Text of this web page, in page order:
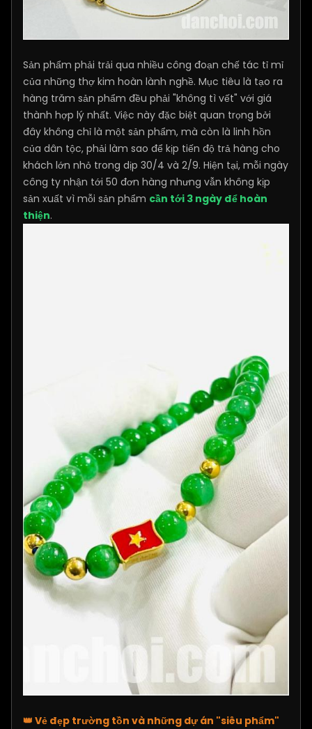
Sản phẩm phải trải qua nhiều công đoạn chế tác tỉ mỉ
của những thợ kim hoàn lành nghề. Mục tiêu là tạo ra
hàng trăm sản phẩm đều phải "không tì vết" với giá
thành hợp lý nhất. Việc này đặc biệt quan trọng bởi
đây không chỉ là một sản phẩm, mà còn là linh hồn
của dân tộc, phải làm sao để kịp tiến độ trả hàng cho
khách lớn nhỏ trong dịp 30/4 và 2/9. Hiện tại, mỗi ngày
công ty nhận tới 50 đơn hàng nhưng vẫn không kịp
sản xuất vì mỗi sản phẩm cần tới 3 ngày để hoàn
thiện.
👑 Vẻ đẹp trường tồn và những dự án "siêu phẩm"